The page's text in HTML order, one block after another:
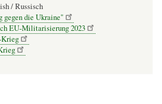
/ Russisch
gegen die Ukraine"
EU-Militarisierung 2023